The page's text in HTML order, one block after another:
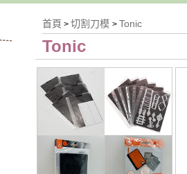
首頁 > 切割刀模 > Tonic
Tonic